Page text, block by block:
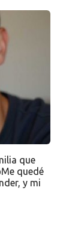
que
quedé
y mi